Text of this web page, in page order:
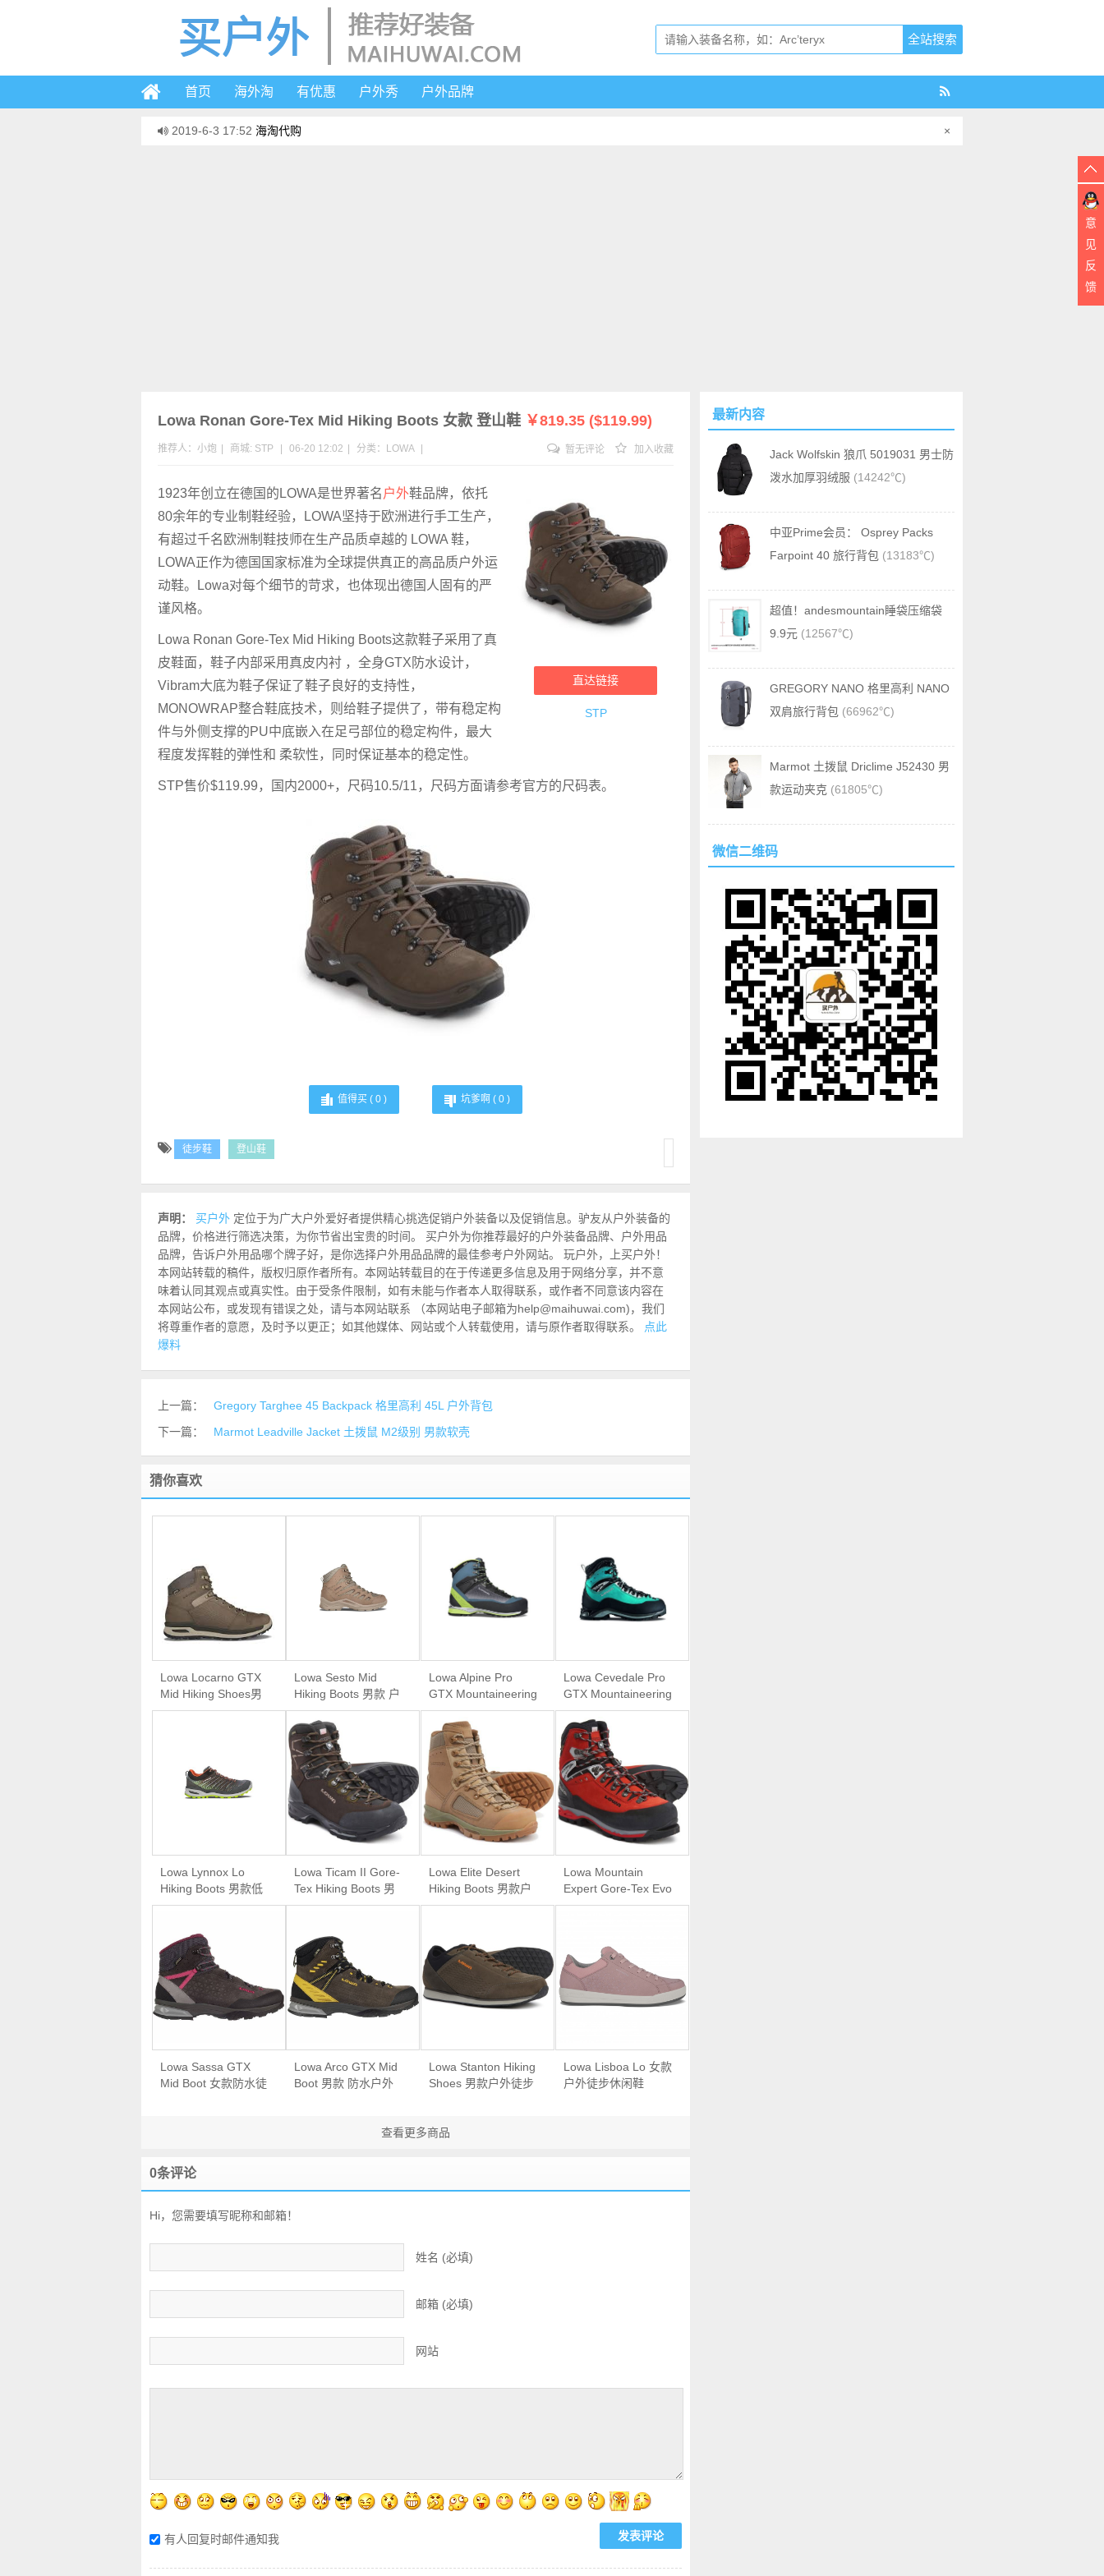
首页 海外淘 有优惠 户外秀 户外品牌
2019-6-3 17:52 海淘代购 ×
Lowa Ronan Gore-Tex Mid Hiking Boots 女款 登山鞋 ￥819.35 ($119.99)
推荐人：小炮 商城: STP 06-20 12:02 分类： LOWA 暂无评论 加入收藏
直达链接
STP
1923年创立在德国的LOWA是世界著名 户外鞋品牌，依托
80余年的专业制鞋经验，LOWA坚持于欧洲进行手工生产，
有超过千名欧洲制鞋技师在生产品质卓越的 LOWA 鞋，
LOWA正作为德国国家标准为全球提供真正的高品质户外运
动鞋。Lowa对每个细节的苛求，也体现出德国人固有的严
谨风格。
Lowa Ronan Gore-Tex Mid Hiking Boots这款鞋子采用了真
皮鞋面，鞋子内部采用真皮内衬 ，全身GTX防水设计，
Vibram大底为鞋子保证了鞋子良好的支持性，
MONOWRAP整合鞋底技术，则给鞋子提供了，带有稳定构
件与外侧支撑的PU中底嵌入在足弓部位的稳定构件，最大
程度发挥鞋的弹性和 柔软性，同时保证基本的稳定性。
STP售价$119.99，国内2000+，尺码10.5/11，尺码方面请参考官方的尺码表。
值得买 ( 0 ) 坑爹啊 ( 0 )
徒步鞋 登山鞋
声明： 买户外 定位于为广大户外爱好者提供精心挑选促销户外装备以及促销信息。驴友从户外装备的
品牌，价格进行筛选决策，为你节省出宝贵的时间。 买户外为你推荐最好的户外装备品牌、户外用品
品牌，告诉户外用品哪个牌子好，是你选择户外用品品牌的最佳参考户外网站。 玩户外，上买户外！
本网站转载的稿件，版权归原作者所有。本网站转载目的在于传递更多信息及用于网络分享，并不意
味着认同其观点或真实性。由于受条件限制，如有未能与作者本人取得联系，或作者不同意该内容在
本网站公布，或发现有错误之处，请与本网站联系 （本网站电子邮箱为help@maihuwai.com)，我们
将尊重作者的意愿，及时予以更正；如其他媒体、网站或个人转载使用，请与原作者取得联系。
点此
爆料
上一篇：
Gregory Targhee 45 Backpack 格里高利 45L 户外背包
下一篇：
Marmot Leadville Jacket 土拨鼠 M2级别 男款软壳
猜你喜欢
Lowa Locarno GTX
Mid Hiking Shoes男
款防水中帮徒步鞋
Lowa Sesto Mid
Hiking Boots 男款 户
外徒步鞋
Lowa Alpine Pro
GTX Mountaineering
Boot 男款 重装防水
高山登山靴
Lowa Cevedale Pro
GTX Mountaineering
Boot 女款 防水高帮
登山靴
Lowa Lynnox Lo
Hiking Boots 男款低
帮户外徒步越野跑鞋
Lowa Ticam II Gore-
Tex Hiking Boots 男
款防水中帮登山靴
Lowa Elite Desert
Hiking Boots 男款户
外徒步登山靴
Lowa Mountain
Expert Gore-Tex Evo
Mountaineering
Lowa Sassa GTX
Mid Boot 女款防水徒
Lowa Arco GTX Mid
Boot 男款 防水户外
Lowa Stanton Hiking
Shoes 男款户外徒步
Lowa Lisboa Lo 女款
户外徒步休闲鞋
查看更多商品
0条评论
Hi，您需要填写昵称和邮箱！
姓名 (必填)
邮箱 (必填)
网站
有人回复时邮件通知我
最新内容
Jack Wolfskin 狼爪 5019031 男士防
泼水加厚羽绒服 (14242℃)
中亚Prime会员： Osprey Packs
Farpoint 40 旅行背包 (13183℃)
超值！andesmountain睡袋压缩袋
9.9元 (12567℃)
GREGORY NANO 格里高利 NANO
双肩旅行背包 (66962℃)
Marmot 土拨鼠 Driclime J52430 男
款运动夹克 (61805℃)
微信二维码
意
见
反
馈